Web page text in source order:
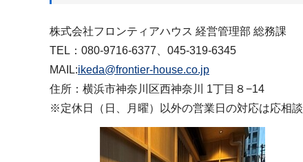
株式会社フロンティアハウス 経営管理部 総務課
TEL：080-9716-6377、045-319-6345
MAIL:ikeda@frontier-house.co.jp
住所：横浜市神奈川区西神奈川 1丁目８−14
※定休日（日、月曜）以外の営業日の対応は応相談